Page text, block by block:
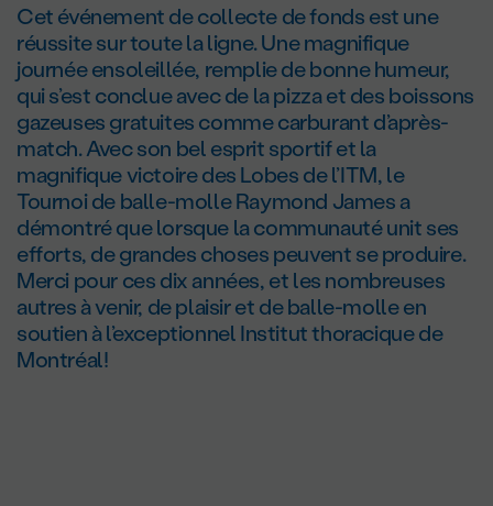
Cet événement de collecte de fonds est une
réussite sur toute la ligne. Une magnifique
journée ensoleillée, remplie de bonne humeur,
qui s’est conclue avec de la pizza et des boissons
gazeuses gratuites comme carburant d’après-
match. Avec son bel esprit sportif et la
magnifique victoire des Lobes de l’ITM, le
Tournoi de balle-molle Raymond James a
démontré que lorsque la communauté unit ses
efforts, de grandes choses peuvent se produire.
Merci pour ces dix années, et les nombreuses
autres à venir, de plaisir et de balle-molle en
soutien à l’exceptionnel Institut thoracique de
Montréal!